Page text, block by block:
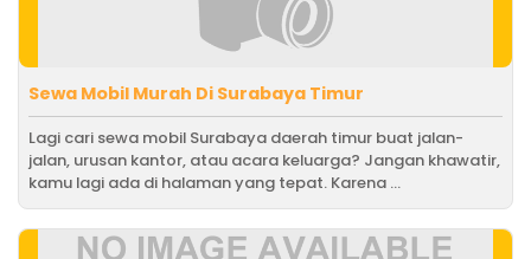
Sewa Mobil Murah Di Surabaya Timur
Lagi cari sewa mobil Surabaya daerah timur buat jalan-
jalan, urusan kantor, atau acara keluarga? Jangan khawatir,
kamu lagi ada di halaman yang tepat. Karena ...